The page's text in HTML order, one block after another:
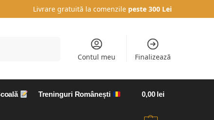
Livrare gratuită la comenzile peste 300 Lei
Contul meu Finalizează
Treninguri Românești 0,00 lei